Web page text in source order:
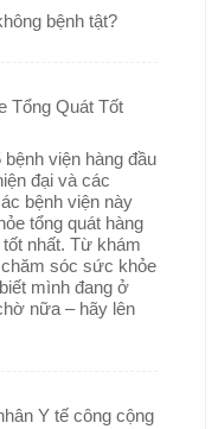
bệnh tật?
Tổng Quát Tốt
viện hàng đầu
đại và các
bệnh viện này
tổng quát hàng
nhất. Từ khám
sóc sức khỏe
mình đang ở
nữa – hãy lên
Y tế công cộng